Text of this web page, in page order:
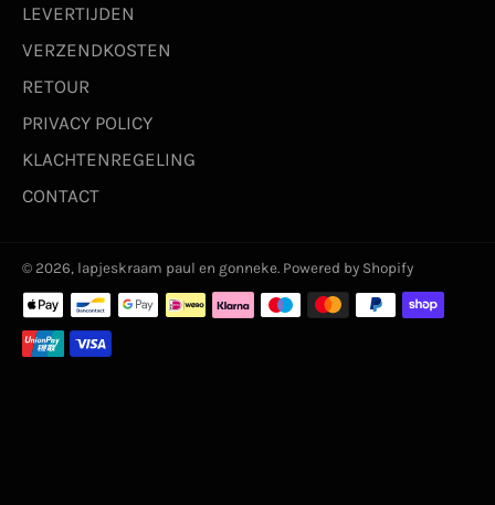
LEVERTIJDEN
VERZENDKOSTEN
RETOUR
PRIVACY POLICY
KLACHTENREGELING
CONTACT
© 2026, lapjeskraam paul en gonneke. Powered by Shopify
Betaalmethoden